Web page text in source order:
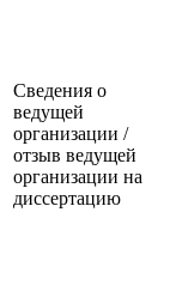
Сведения о
ведущей
организации /
отзыв ведущей
организации на
диссертацию